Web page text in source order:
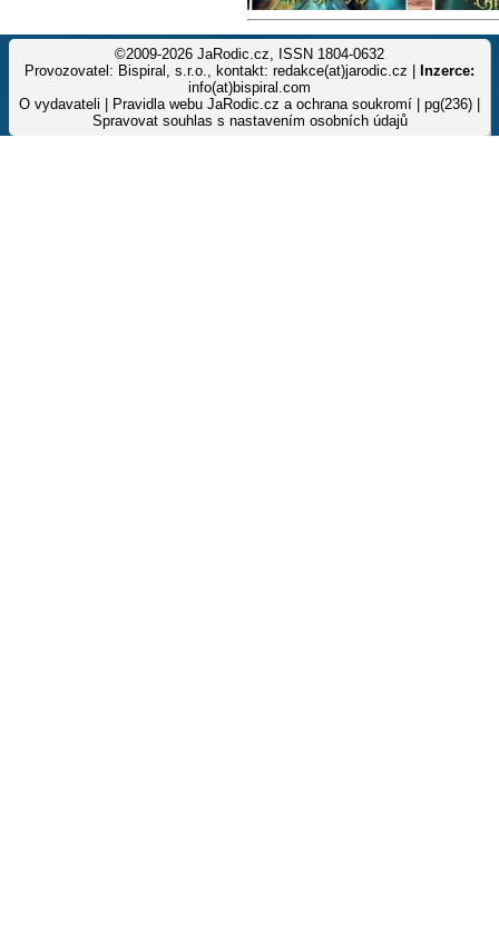
©2009-2026 JaRodic.cz, ISSN 1804-0632
Provozovatel: Bispiral, s.r.o., kontakt: redakce(at)jarodic.cz |
Inzerce:
info(at)bispiral.com
O vydavateli
Pravidla webu JaRodic.cz a ochrana soukromí | pg(236) |
Spravovat souhlas s nastavením osobních údajů